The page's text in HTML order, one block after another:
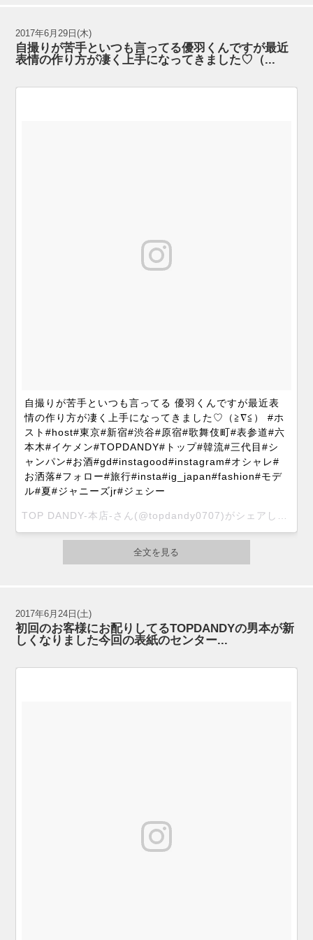
2017年6月29日(木)
自撮りが苦手といつも言ってる優羽くんですが最近
表情の作り方が凄く上手になってきました♡（...
自撮りが苦手といつも言ってる 優羽くんですが最近表
情の作り方が凄く上手になってきました♡（≧∇≦） #ホ
スト#host#東京#新宿#渋谷#原宿#歌舞伎町#表参道#六
本木#イケメン#TOPDANDY#トップ#韓流#三代目#シ
ャンパン#お酒#gd#instagood#instagram#オシャレ#
お洒落#フォロー#旅行#insta#ig_japan#fashion#モデ
ル#夏#ジャニーズjr#ジェシー
全文を見る
2017年6月24日(土)
初回のお客様にお配りしてるTOPDANDYの男本が新
しくなりました今回の表紙のセンター...